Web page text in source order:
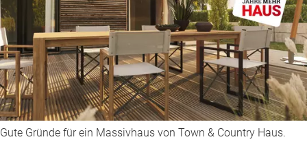
Gute Gründe für ein Massivhaus von Town & Country Haus.